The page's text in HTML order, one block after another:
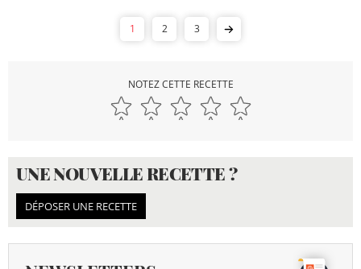
1 2 3
NOTEZ CETTE RECETTE
UNE NOUVELLE RECETTE ?
DÉPOSER UNE RECETTE